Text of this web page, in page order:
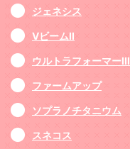
ジェネシス
VビームII
ウルトラフォーマーIII
ファームアップ
ソプラノチタニウム
スネコス